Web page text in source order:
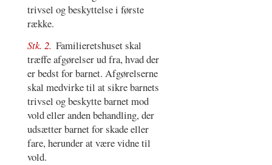
trivsel og beskyttelse i første
række.
Stk. 2. Familieretshuset skal
træffe afgørelser ud fra, hvad der
er bedst for barnet. Afgørelserne
skal medvirke til at sikre barnets
trivsel og beskytte barnet mod
vold eller anden behandling, der
udsætter barnet for skade eller
fare, herunder at være vidne til
vold.